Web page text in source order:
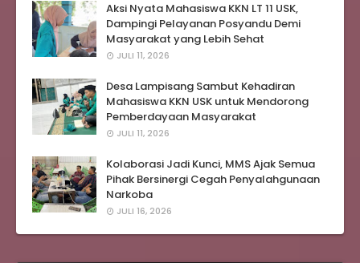
Aksi Nyata Mahasiswa KKN LT 11 USK,
Dampingi Pelayanan Posyandu Demi
Masyarakat yang Lebih Sehat
JULI 11, 2026
Desa Lampisang Sambut Kehadiran
Mahasiswa KKN USK untuk Mendorong
Pemberdayaan Masyarakat
JULI 11, 2026
Kolaborasi Jadi Kunci, MMS Ajak Semua
Pihak Bersinergi Cegah Penyalahgunaan
Narkoba
JULI 16, 2026